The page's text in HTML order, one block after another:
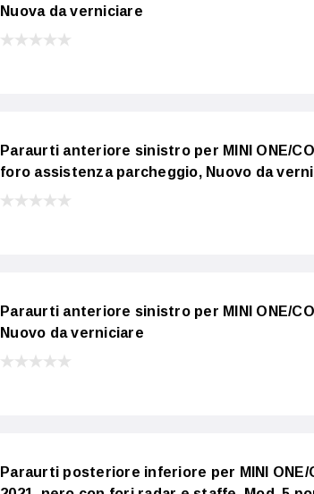
Nuova da verniciare
Paraurti anteriore sinistro per MINI ONE/
foro assistenza parcheggio, Nuovo da
Paraurti anteriore sinistro per MINI ONE/
Nuovo da verniciare
Paraurti posteriore inferiore per MINI ONE/